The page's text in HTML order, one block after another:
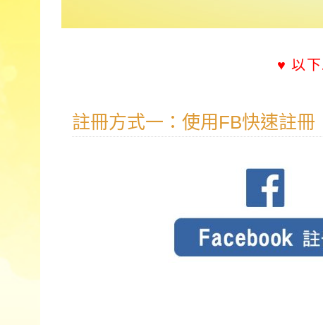
♥ 以下
註冊方式一：使用FB快速註冊